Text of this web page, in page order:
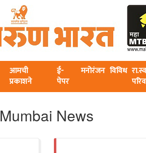
आमची
प्रकाशने
ई-
पेपर
मनोरंजन विविध
Mumbai News